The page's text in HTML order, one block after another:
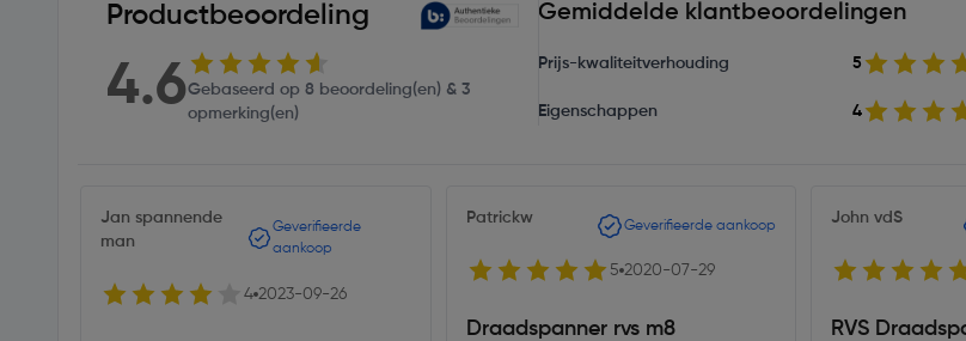
Productbeoordeling
4.6Gebaseerd op 8 beoordeling(en) & 3
opmerking(en)
Gemiddelde klantbeoordelingen
Prijs-kwaliteitverhouding 5
Eigenschappen 4
Jan spannende
man
Geverifieerde
aankoop
4 2023-09-26
Patrickw Geverifieerde aankoop
5 2020-07-29
Draadspanner rvs m8
John vdS
RVS